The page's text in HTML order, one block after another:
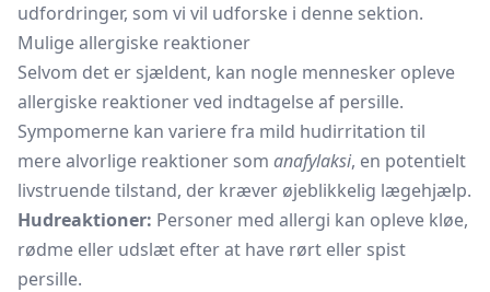
udfordringer, som vi vil udforske i denne sektion.
Mulige allergiske reaktioner
Selvom det er sjældent, kan nogle mennesker opleve
allergiske reaktioner ved indtagelse af persille.
Sympomerne kan variere fra mild hudirritation til
mere alvorlige reaktioner som anafylaksi, en potentielt
livstruende tilstand, der kræver øjeblikkelig lægehjælp.
Hudreaktioner: Personer med allergi kan opleve kløe,
rødme eller udslæt efter at have rørt eller spist
persille.